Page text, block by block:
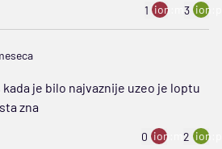
1 ion:minus
3
kada je bilo najvaznije uzeo je loptu
zna
0 ion:minus
2